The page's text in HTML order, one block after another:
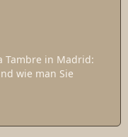
Tambre in Madrid:
wie man Sie